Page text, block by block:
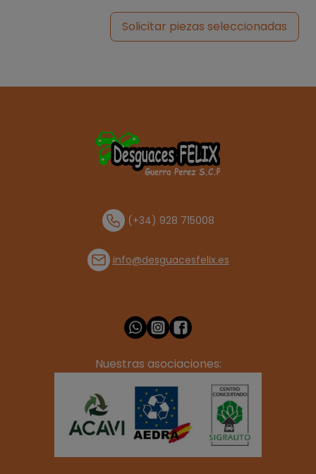
Solicitar piezas seleccionadas
(+34) 928 715008
info@desguacesfelix.es
Nuestras asociaciones: